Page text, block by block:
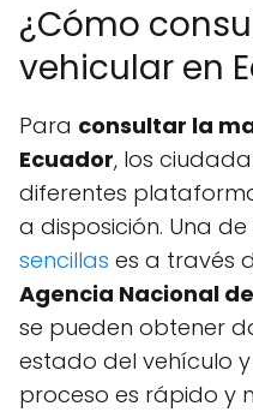
¿Cómo
vehicular en
Para consultar la
Ecuador, los
diferentes
a disposición. Una de
sencillas es a través
Agencia Nacional
se pueden obtener
estado del vehículo
proceso es rápido y